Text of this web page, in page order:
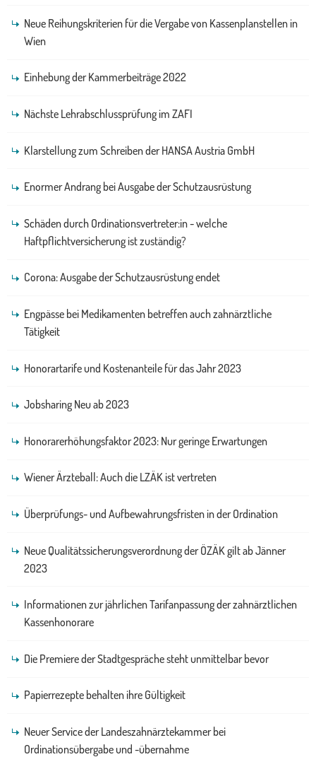
Neue Reihungskriterien für die Vergabe von Kassenplanstellen in
Wien
Einhebung der Kammerbeiträge 2022
Nächste Lehrabschlussprüfung im ZAFI
Klarstellung zum Schreiben der HANSA Austria GmbH
Enormer Andrang bei Ausgabe der Schutzausrüstung
Schäden durch Ordinationsvertreter:in - welche
Haftpflichtversicherung ist zuständig?
Corona: Ausgabe der Schutzausrüstung endet
Engpässe bei Medikamenten betreffen auch zahnärztliche
Tätigkeit
Honorartarife und Kostenanteile für das Jahr 2023
Jobsharing Neu ab 2023
Honorarerhöhungsfaktor 2023: Nur geringe Erwartungen
Wiener Ärzteball: Auch die LZÄK ist vertreten
Überprüfungs- und Aufbewahrungsfristen in der Ordination
Neue Qualitätssicherungsverordnung der ÖZÄK gilt ab Jänner
2023
Informationen zur jährlichen Tarifanpassung der zahnärztlichen
Kassenhonorare
Die Premiere der Stadtgespräche steht unmittelbar bevor
Papierrezepte behalten ihre Gültigkeit
Neuer Service der Landeszahnärztekammer bei
Ordinationsübergabe und -übernahme